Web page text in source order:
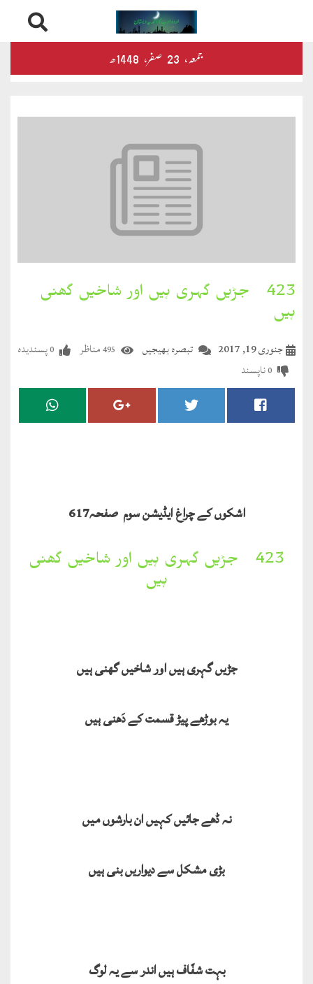
to
جمعہ‬‮، 23 صفر‬،
محمود
بخارِدل
کلام
مضطرؔ
دستِ
دعا
423۔ جڑیں گہری ہیں اور شاخیں گھنی
ہیں
تبصرہ بھیجیں جنوری 19, 2017 495مناظر 0پسندیدہ
0ناپسند
اشکوں کے چراغ ایڈیشن سوم صفحہ617
423۔ جڑیں گہری ہیں اور شاخیں گھنی
ہیں
جڑیں گہری ہیں اور شاخیں گھنی ہیں
یہ بوڑھے پیڑ قسمت کے دَھنی ہیں
نہ ڈھے جائیں کہیں ان بارشوں میں
بڑی مشکل سے دیواریں بنی ہیں
بہت شفّاف ہیں اندر سے یہ لوگ